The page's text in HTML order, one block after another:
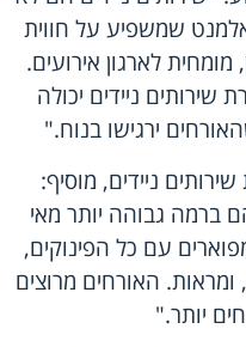
שמשפיע על חווית
לארגון אירועים.
ניידים יכולה
ירגישו בנוח."
ניידים, מוסיף:
ברמה גבוהה יותר מאי
עם כל הפינוקים,
ומראות. האורחים מרוצים
יותר."